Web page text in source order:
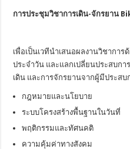
การประชุมวิชาการเดิน-จักรยาน
เพื่อเป็นเวทีนำเสนอผลงานวิชากา
ประจำวัน และแลกเปลี่ยนประสบก
เดิน และการจักรยานจากผู้มีประส
กฎหมายและนโยบาย
ระบบโครงสร้างพื้นฐานในวันที่
พฤติกรรมและทัศนคติ
ความคุ้มค่าทางสังคม